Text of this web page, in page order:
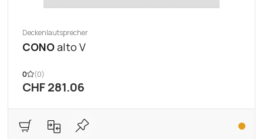
Deckenlautsprecher
CONOalto V
0 (0)
CHF 281.06